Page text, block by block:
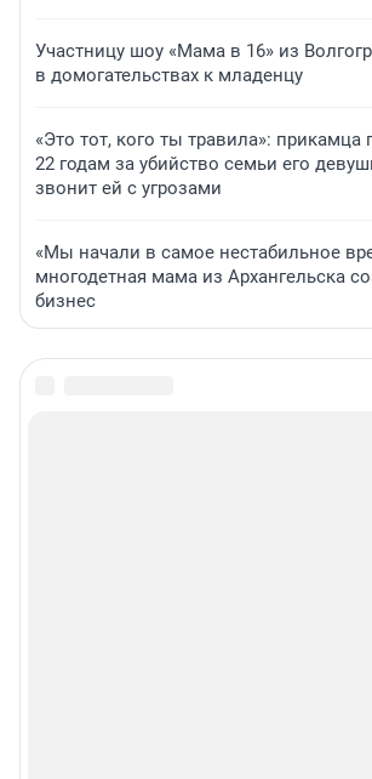
Участницу шоу «Мама в 16» из
в домогательствах к младенцу
«Это тот, кого ты травила»: прикамца
22 годам за убийство семьи его
звонит ей с угрозами
«Мы начали в самое нестабильное
многодетная мама из Архангельска
бизнес